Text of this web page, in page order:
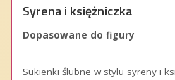
Syrena i księżniczka
Dopasowane do figury
Sukienki ślubne w stylu syreny i